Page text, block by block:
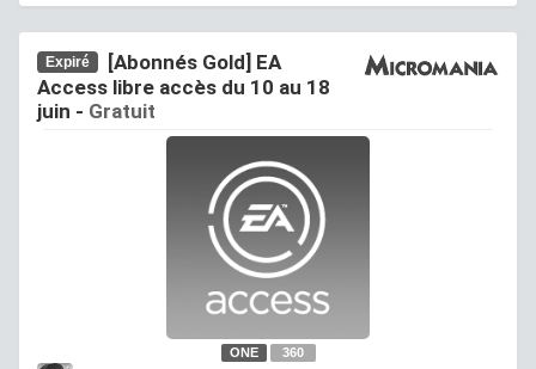
Expiré
[Abonnés Gold] EA
Access libre accès du 10 au 18
juin - Gratuit
ONE 360